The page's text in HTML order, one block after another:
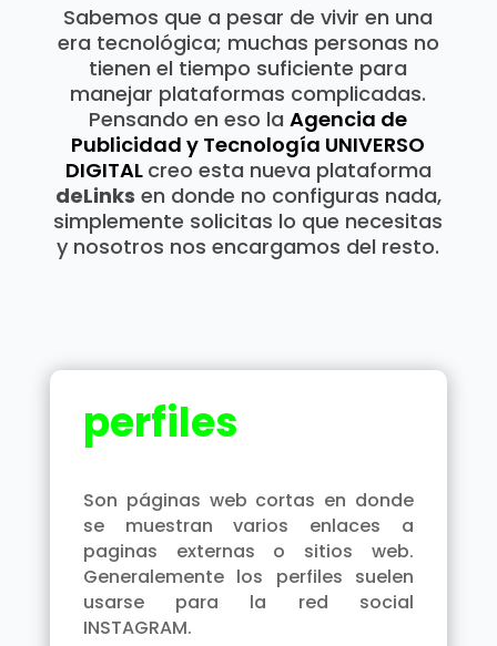
Sabemos que a pesar de vivir en una
era tecnológica; muchas personas no
tienen el tiempo suficiente para
manejar plataformas complicadas.
Pensando en eso laAgencia de
Publicidad y Tecnología UNIVERSO
DIGITAL creo esta nueva plataforma
deLinks en donde no configuras nada,
simplemente solicitas lo que necesitas
y nosotros nos encargamos del resto.
perfiles
Son páginas web cortas en donde
se muestran varios enlaces a
paginas externas o sitios web.
Generalemente los perfiles suelen
usarse para la red social
INSTAGRAM.